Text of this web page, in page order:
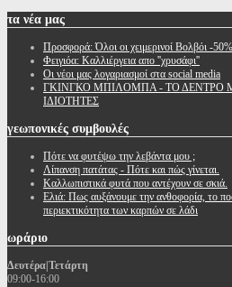
τα νέα μας
Προσφορά: Όλοι οι χειμερινοί Βολβόι -
Φειγιόα: Καλλιέργεια απο ''χρυσάφι''
Oι νέοι μας λογαριασμοί στα social media
ΓΚΙΝΓΚΟ ΜΠΙΛΟΜΠΑ - ΤΟ ΔΕΝΤΡΟ
ΙΔΙΟΤΗΤΕΣ
γεωπονικές συμβουλές
Πότε να φυτέψω την λεβάντα μου ;
Λίπανση πατάτας - Πότε και πώς γίνεται.
Καλλωπιστικά φυτά που αντέχουν σε σκιά.
Ελιά: Πως αυξάνουμε την ανθοφορία, το
περιεκτικότητα των καρπών σε λάδι
ωράριο
Δευτέρα|Τετάρτη
09:00-16:00